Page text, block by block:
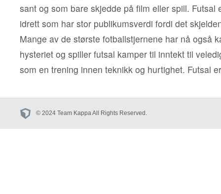
sant og som bare skjedde på film eller spill. Futsal
idrett som har stor publikumsverdi fordi det
Mange av de største fotballstjernene har nå også
hysteriet og spiller futsal kamper til inntekt til
som en trening innen teknikk og hurtighet. Futsal
© 2024 Team Kappa All Rights Reserved.